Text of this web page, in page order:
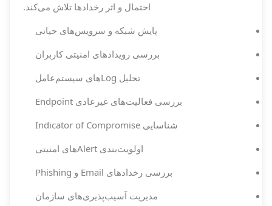
احتمال و اثر رخدادها تلاش می‌کند.
پایش شبکه و سرویس‌های حیاتی
بررسی رویدادهای امنیتی کاربران
تحلیل Logهای سیستم‌عامل
بررسی فعالیت‌های غیرعادی Endpoint
شناسایی Indicator of Compromise
اولویت‌بندی Alertهای امنیتی
بررسی رخدادهای Email و Phishing
مدیریت آسیب‌پذیری‌های سازمان